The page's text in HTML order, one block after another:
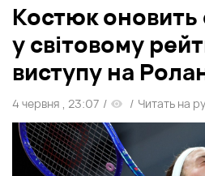
Костюк оновить
у світовому
виступу на
4 червня , 23:07 / / Читать на